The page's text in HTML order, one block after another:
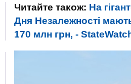
Читайте також: На
Дня Незалежності
170 млн грн, -